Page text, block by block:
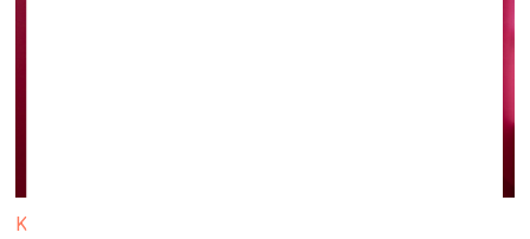
Kadrs no Katrīnas Neiburgas videodarba “Mantegaca un